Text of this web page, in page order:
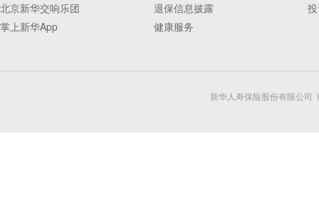
北京新华交响乐团
掌上新华App
退保信息披露
健康服务
新华人寿保险股份有限公